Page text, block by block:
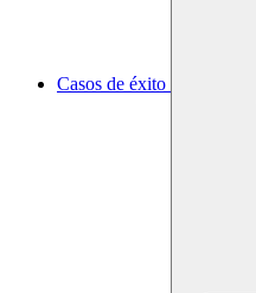
Casos de éxito